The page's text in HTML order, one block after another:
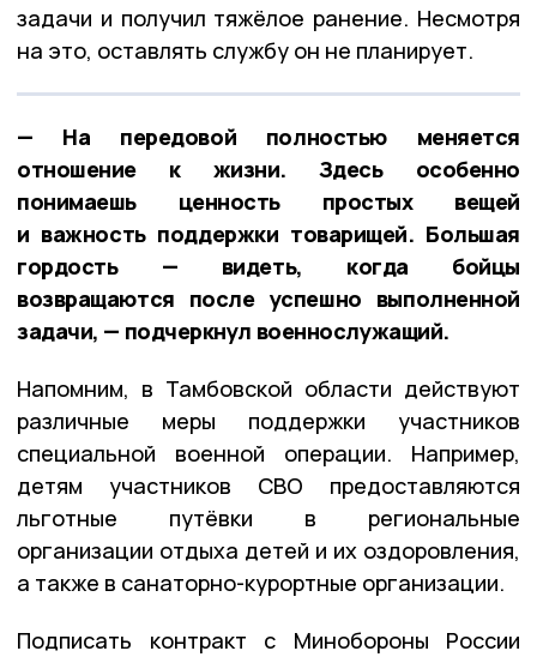
задачи и получил тяжёлое ранение. Несмотря
на это, оставлять службу он не планирует.
— На передовой полностью меняется
отношение к жизни. Здесь особенно
понимаешь ценность простых вещей
и важность поддержки товарищей. Большая
гордость — видеть, когда бойцы
возвращаются после успешно выполненной
задачи, — подчеркнул военнослужащий.
Напомним, в Тамбовской области действуют
различные меры поддержки участников
специальной военной операции. Например,
детям участников СВО предоставляются
льготные путёвки в региональные
организации отдыха детей и их оздоровления,
а также в санаторно-курортные организации.
Подписать контракт с Минобороны России